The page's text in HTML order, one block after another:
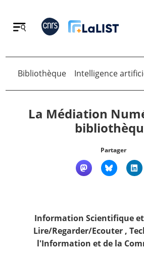
Retour
Contact
Retour
Bibliothèque Intelligence
La Médiation
Partager
Information Scientifique
Lire/Regarder/Ecouter,
l'Information et de la